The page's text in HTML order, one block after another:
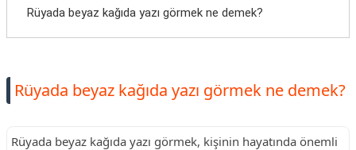
Rüyada beyaz kağıda yazı görmek ne demek?
Rüyada beyaz kağıda yazı görmek ne demek?
Rüyada beyaz kağıda yazı görmek, kişinin hayatında önemli